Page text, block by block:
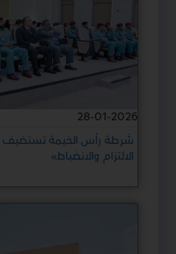
28-01-2026
شرطة رأس الخيمة تستضيف
الالتزام والانضباط»